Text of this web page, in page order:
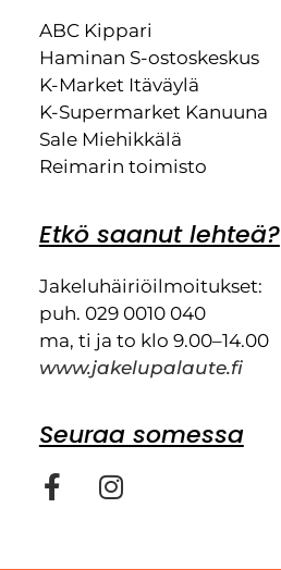
ABC Kippari
Haminan S-ostoskeskus
K-Market Itäväylä
K-Supermarket Kanuuna
Sale Miehikkälä
Reimarin toimisto
Etkö saanut lehteä?
Jakeluhäiriöilmoitukset:
puh. 029 0010 040
ma, ti ja to klo 9.00–14.00
www.jakelupalaute.fi
Seuraa somessa